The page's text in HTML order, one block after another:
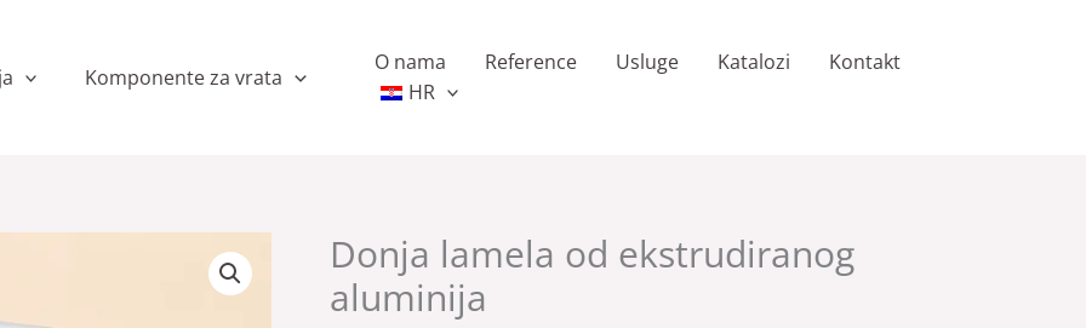
Komponente za vrata
O nama Reference Usluge Katalozi
Kontakt
HR
Donja lamela od ekstrudiranog
aluminija